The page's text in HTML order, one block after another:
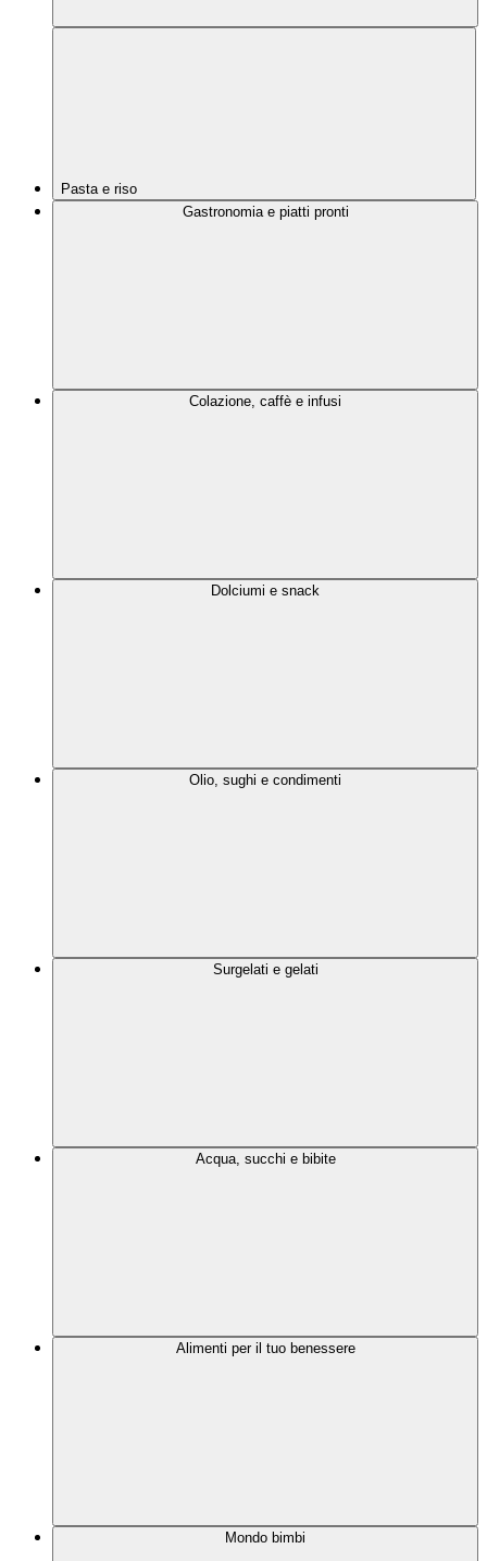
Pasta e riso
Gastronomia e piatti pronti
Colazione, caffè e infusi
Dolciumi e snack
Olio, sughi e condimenti
Surgelati e gelati
Acqua, succhi e bibite
Alimenti per il tuo benessere
Mondo bimbi